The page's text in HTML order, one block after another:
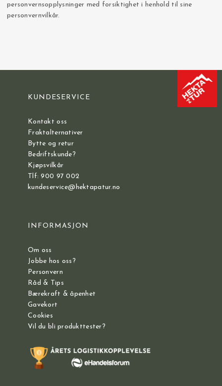
personvernsopplysninger med forsiktighet i henhold til sine
personvernvilkår.
KUNDESERVICE
Kontakt oss
Fraktalternativer
Bytte og retur
Bedriftskunde?
Kjøpsvilkår
Tlf: 900 97 002
kundeservice@hektapatur.no
INFORMASJON
Om oss
Jobbe hos oss?
Personvern
Råd & Tips
Bærekraft & åpenhet
Gavekort
Cookies
Vil du bli produkttester?